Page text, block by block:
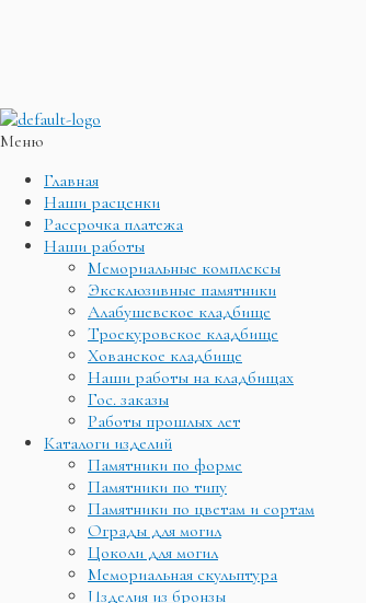
Меню
Главная
Наши расценки
Рассрочка платежа
Наши работы
Мемориальные комплексы
Эксклюзивные памятники
Алабушевское кладбище
Троекуровское кладбище
Хованское кладбище
Наши работы на кладбищах
Гос. заказы
Работы прошлых лет
Каталоги изделий
Памятники по форме
Памятники по типу
Памятники по цветам и сортам
Ограды для могил
Цоколи для могил
Мемориальная скульптура
Изделия из бронзы